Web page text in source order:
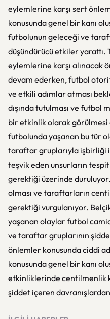
eylemlerine karşı sert
konusunda genel bir kanı
futbolunun geleceği ve
düşündürücü etkiler yarattı.
eylemlerine karşı alınacak
devam ederken, futbol
ve etkili adımlar atması
dışında tutulması ve futbol
bir etkinlik olarak görülmesi
futbolunda yaşanan bu tür
taraftar gruplarıyla işbirliği
teşvik eden unsurların
gerektiği üzerinde
olması ve taraftarların
gerektiği vurgulanıyor.
yaşanan olaylar futbol
ve taraftar gruplarının
önlemler konusunda ciddi
konusunda genel bir kanı
etkinliklerinde centilmenlik
şiddet içeren